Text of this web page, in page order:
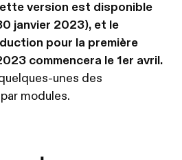
version est disponible
janvier 2023), et le
pour la première
commencera le 1er avril.
unes des
modules.